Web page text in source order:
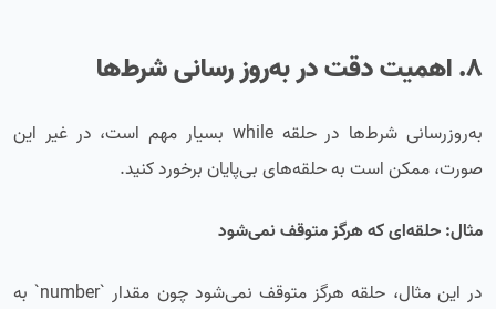
8. اهمیت دقت در به‌روز رسانی شرط‌ها
به‌روزرسانی شرط‌ها در حلقه while بسیار مهم است، در غیر این
صورت، ممکن است به حلقه‌های بی‌پایان برخورد کنید.
مثال: حلقه‌ای که هرگز متوقف نمی‌شود
در این مثال، حلقه هرگز متوقف نمی‌شود چون مقدار `number` به